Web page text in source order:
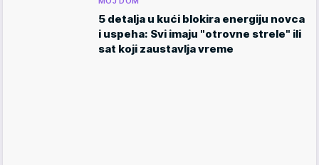
5 detalja u kući blokira energiju novca
i uspeha: Svi imaju "otrovne strele" ili
sat koji zaustavlja vreme